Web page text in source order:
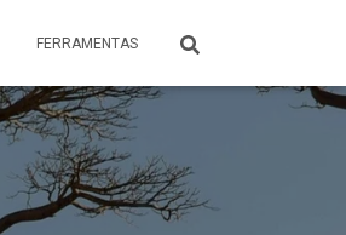
FERRAMENTAS